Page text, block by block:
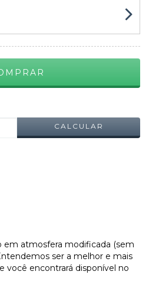
CALCULAR
em atmosfera modificada (sem
ser a melhor e mais
você encontrará disponível no